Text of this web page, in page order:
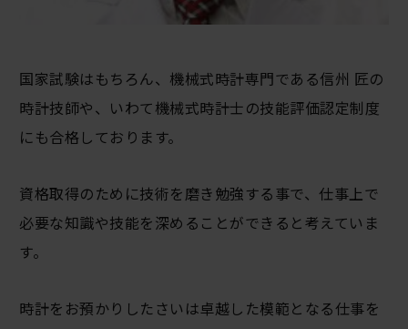
国家試験はもちろん、機械式時計専門である信州 匠の
時計技師や、いわて機械式時計士の技能評価認定制度
にも合格しております。
資格取得のために技術を磨き勉強する事で、仕事上で
必要な知識や技能を深めることができると考えていま
す。
時計をお預かりしたさいは卓越した模範となる仕事を